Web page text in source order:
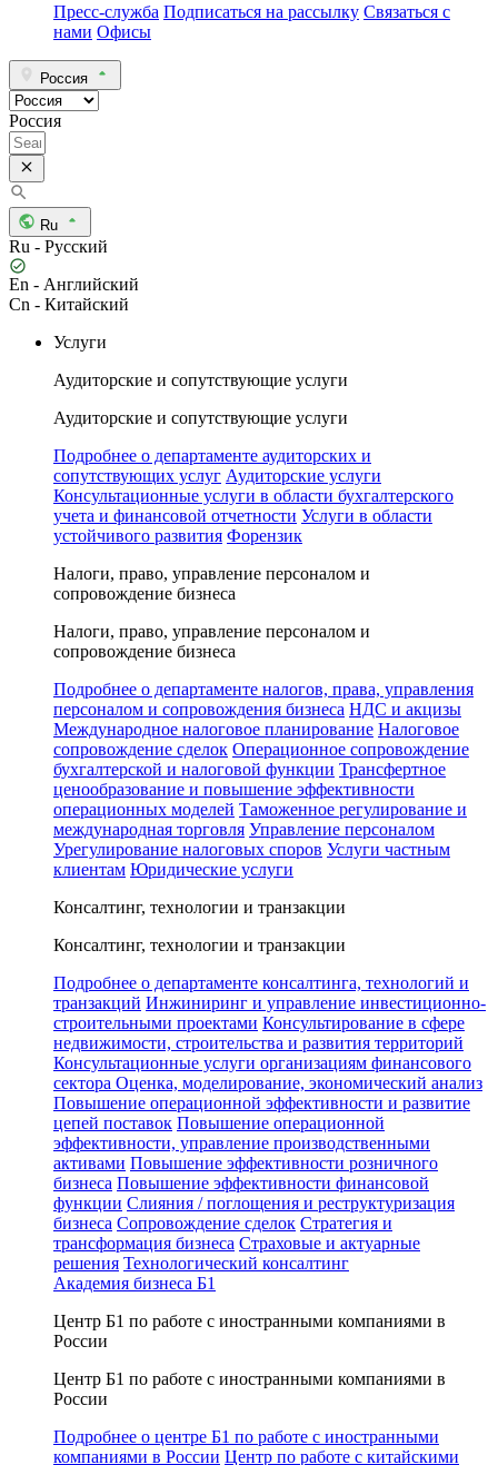
Пресс-служба Подписаться на рассылку Связаться с
нами Офисы
Россия
Россия
Ru
Ru - Русский
En - Английский
Cn - Китайский
Услуги
Аудиторские и сопутствующие услуги
Аудиторские и сопутствующие услуги
Подробнее о департаменте аудиторских и
сопутствующих услуг Аудиторские услуги
Консультационные услуги в области бухгалтерского
учета и финансовой отчетности Услуги в области
устойчивого развития Форензик
Налоги, право, управление персоналом и
сопровождение бизнеса
Налоги, право, управление персоналом и
сопровождение бизнеса
Подробнее о департаменте налогов, права, управления
персоналом и сопровождения бизнеса НДС и акцизы
Международное налоговое планирование Налоговое
сопровождение сделок Операционное сопровождение
бухгалтерской и налоговой функции Трансфертное
ценообразование и повышение эффективности
операционных моделей Таможенное регулирование и
международная торговля Управление персоналом
Урегулирование налоговых споров Услуги частным
клиентам Юридические услуги
Консалтинг, технологии и транзакции
Консалтинг, технологии и транзакции
Подробнее о департаменте консалтинга, технологий и
транзакций Инжиниринг и управление инвестиционно-
строительными проектами Консультирование в сфере
недвижимости, строительства и развития территорий
Консультационные услуги организациям финансового
сектора Оценка, моделирование, экономический анализ
Повышение операционной эффективности и развитие
цепей поставок Повышение операционной
эффективности, управление производственными
активами Повышение эффективности розничного
бизнеса Повышение эффективности финансовой
функции Слияния / поглощения и реструктуризация
бизнеса Сопровождение сделок Стратегия и
трансформация бизнеса Страховые и актуарные
решения Технологический консалтинг
Академия бизнеса Б1
Центр Б1 по работе с иностранными компаниями в
России
Центр Б1 по работе с иностранными компаниями в
России
Подробнее о центре Б1 по работе с иностранными
компаниями в России Центр по работе с китайскими